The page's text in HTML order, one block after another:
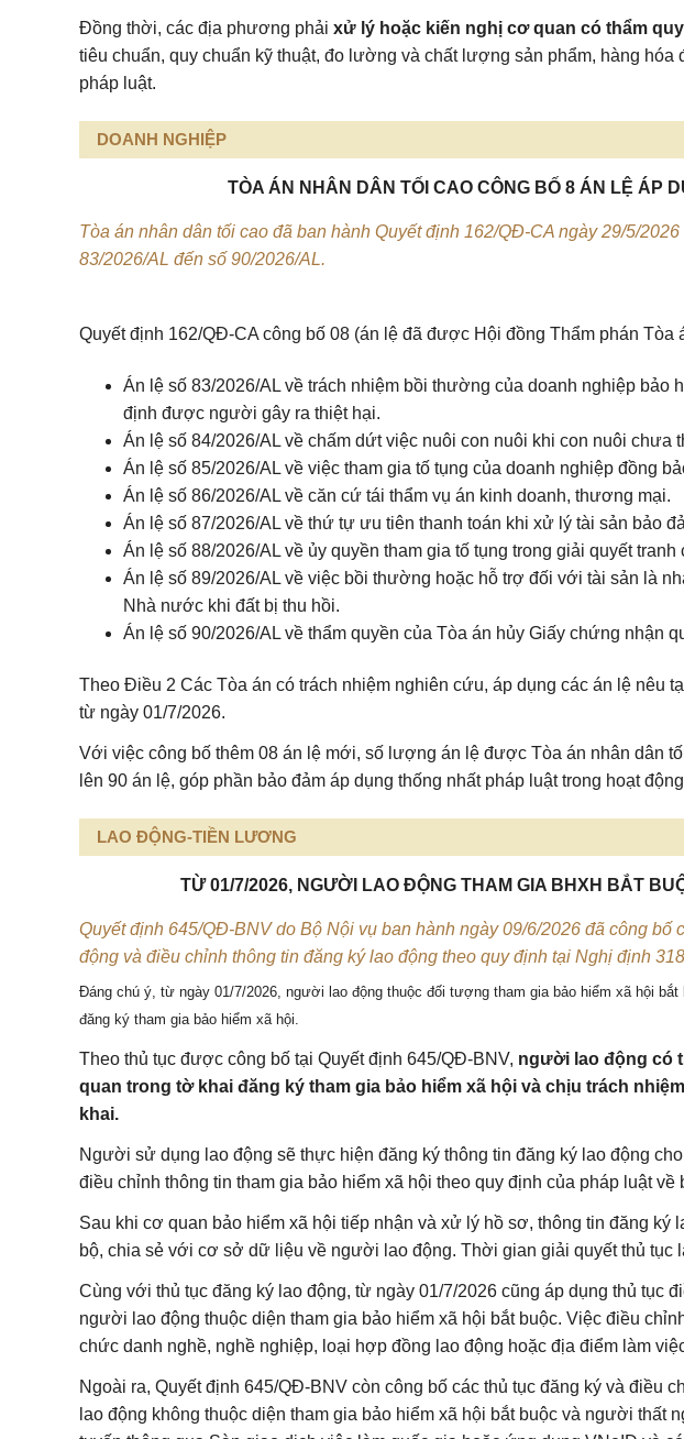
Đồng thời, các địa phương phải xử lý hoặc kiến nghị cơ quan có thẩm
tiêu chuẩn, quy chuẩn kỹ thuật, đo lường và chất lượng sản phẩm, hàng
pháp luật.
DOANH NGHIỆP
TÒA ÁN NHÂN DÂN TỐI CAO CÔNG BỐ 8 ÁN LỆ ÁP
Tòa án nhân dân tối cao đã ban hành Quyết định 162/QĐ-CA ngày 29/5/
83/2026/AL đến số 90/2026/AL.
Quyết định 162/QĐ-CA công bố 08 (án lệ đã được Hội đồng Thẩm phán Tòa
Án lệ số 83/2026/AL về trách nhiệm bồi thường của doanh nghiệp bảo
định được người gây ra thiệt hại.
Án lệ số 84/2026/AL về chấm dứt việc nuôi con nuôi khi con nuôi chưa
Án lệ số 85/2026/AL về việc tham gia tố tụng của doanh nghiệp đồng
Án lệ số 86/2026/AL về căn cứ tái thẩm vụ án kinh doanh, thương mại.
Án lệ số 87/2026/AL về thứ tự ưu tiên thanh toán khi xử lý tài sản bảo
Án lệ số 88/2026/AL về ủy quyền tham gia tố tụng trong giải quyết tranh
Án lệ số 89/2026/AL về việc bồi thường hoặc hỗ trợ đối với tài sản là
Nhà nước khi đất bị thu hồi.
Án lệ số 90/2026/AL về thẩm quyền của Tòa án hủy Giấy chứng nhận
Theo Điều 2 Các Tòa án có trách nhiệm nghiên cứu, áp dụng các án lệ nêu
từ ngày 01/7/2026.
Với việc công bố thêm 08 án lệ mới, số lượng án lệ được Tòa án nhân dân
lên 90 án lệ, góp phần bảo đảm áp dụng thống nhất pháp luật trong hoạt
LAO ĐỘNG-TIỀN LƯƠNG
TỪ 01/7/2026, NGƯỜI LAO ĐỘNG THAM GIA BHXH BẮT
Quyết định 645/QĐ-BNV do Bộ Nội vụ ban hành ngày 09/6/2026 đã công bố
động và điều chỉnh thông tin đăng ký lao động theo quy định tại Nghị định
Đáng chú ý, từ ngày 01/7/2026, người lao động thuộc đối tượng tham gia bảo hiểm xã hội
đăng ký tham gia bảo hiểm xã hội.
Theo thủ tục được công bố tại Quyết định 645/QĐ-BNV, người lao động có
quan trong tờ khai đăng ký tham gia bảo hiểm xã hội và chịu trách
khai.
Người sử dụng lao động sẽ thực hiện đăng ký thông tin đăng ký lao động
điều chỉnh thông tin tham gia bảo hiểm xã hội theo quy định của pháp luật về
Sau khi cơ quan bảo hiểm xã hội tiếp nhận và xử lý hồ sơ, thông tin đăng
bộ, chia sẻ với cơ sở dữ liệu về người lao động. Thời gian giải quyết thủ tục
Cùng với thủ tục đăng ký lao động, từ ngày 01/7/2026 cũng áp dụng thủ tục
người lao động thuộc diện tham gia bảo hiểm xã hội bắt buộc. Việc điều
chức danh nghề, nghề nghiệp, loại hợp đồng lao động hoặc địa điểm làm
Ngoài ra, Quyết định 645/QĐ-BNV còn công bố các thủ tục đăng ký và điều
lao động không thuộc diện tham gia bảo hiểm xã hội bắt buộc và người thất